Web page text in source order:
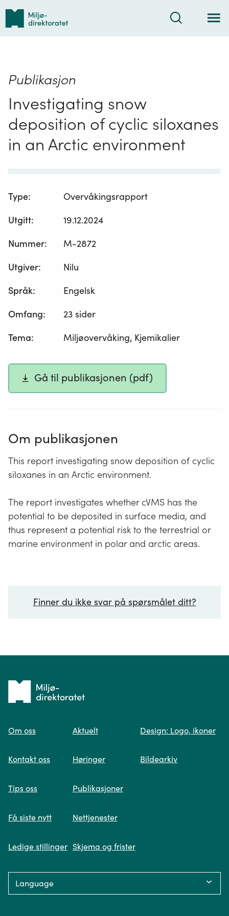
Tilbake
forsiden
Søk
Publikasjon
Investigating snow
deposition of cyclic siloxanes
in an Arctic environment
Type:
Overvåkingsrapport
Utgitt:
19.12.2024
Nummer:
M-2872
Utgiver:
Nilu
Språk:
Engelsk
Omfang:
23 sider
Tema: Miljøovervåking, Kjemikalier
Gå til publikasjonen (pdf)
Om publikasjonen
This report investigating snow deposition of cyclic
siloxanes in an Arctic environment.
The report investigates whether cVMS has the
potential to be deposited in surface media, and
thus represent a potential risk to the terrestrial or
marine environment in polar and arctic areas.
Finner du ikke svar på spørsmålet ditt?
Spør oss
søk og viser deg vår mest relevante
Trykk på knappen under og fyll inn
Tilbake
forsiden
Om oss
Kontakt oss
Tips oss
Få siste nytt
Ledige stillinger
Aktuelt
Høringer
Publikasjoner
Nettjenester
Skjema og frister
Design: Logo, ikoner
Bildearkiv